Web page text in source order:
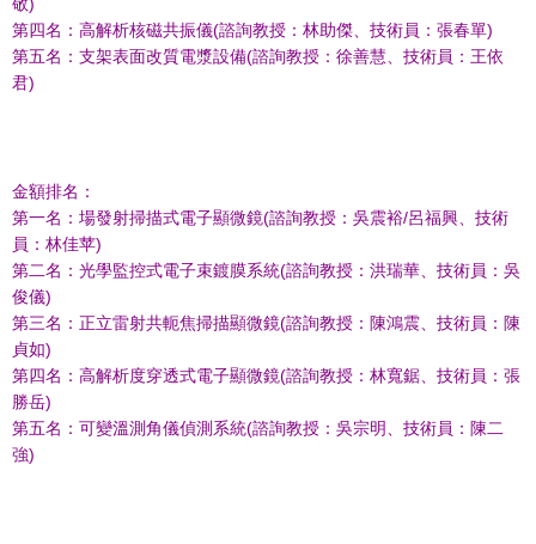
第四名：高解析核磁共振儀(諮詢教授：林助傑、技術員：張春單)
第五名：支架表面改質電漿設備(諮詢教授：徐善慧、技術員：王依
君)
金額排名：
第一名：場發射掃描式電子顯微鏡(諮詢教授：吳震裕/呂福興、技術
員：林佳苹)
第二名：光學監控式電子束鍍膜系統(諮詢教授：洪瑞華、技術員：吳
俊儀)
第三名：正立雷射共軛焦掃描顯微鏡(諮詢教授：陳鴻震、技術員：陳
貞如)
第四名：高解析度穿透式電子顯微鏡(諮詢教授：林寬鋸、技術員：張
勝岳)
第五名：可變溫測角儀偵測系統(諮詢教授：吳宗明、技術員：陳二
強)